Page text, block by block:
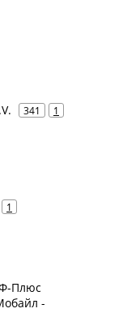
341 1
1
Плюс
-